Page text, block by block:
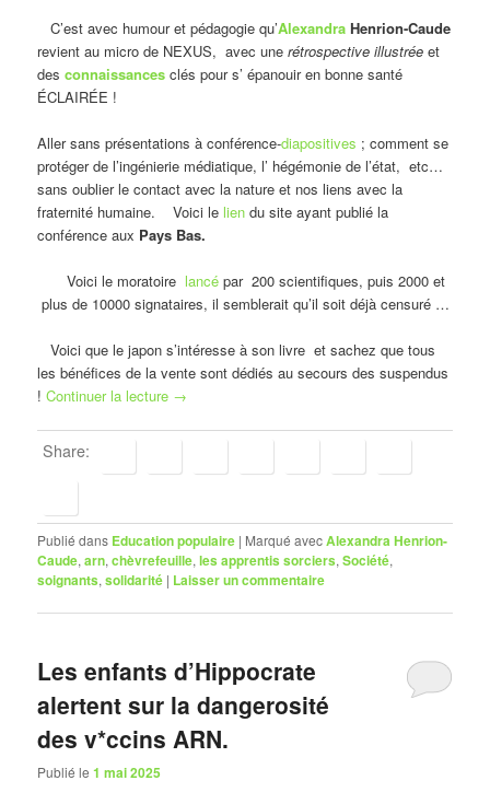
C’est avec humour et pédagogie qu’Alexandra Henrion-Caude
revient au micro de NEXUS, avec unerétrospective illustrée et
desconnaissances clés pour s’ épanouir en bonne santé
ÉCLAIRÉE !
Aller sans présentations à conférence-diapositives ; comment se
protéger de l’ingénierie médiatique, l’ hégémonie de l’état, etc…
sans oublier le contact avec la nature et nos liens avec la
fraternité humaine. Voici le lien du site ayant publié la
conférence aux Pays Bas.
Voici le moratoire lancé par 200 scientifiques, puis 2000 et
plus de 10000 signataires, il semblerait qu’il soit déjà censuré …
Voici que le japon s’intéresse à son livre et sachez que tous
les bénéfices de la vente sont dédiés au secours des suspendus
!Continuer la lecture →
Share:
Publié dans Education populaire | Marqué avecAlexandra Henrion-
Caude,arn,chèvrefeuille,les apprentis sorciers,Société,
soignants,solidarité | Laisser un commentaire
Les enfants d’Hippocrate
alertent sur la dangerosité
des v*ccins ARN.
Publié le1 mai 2025